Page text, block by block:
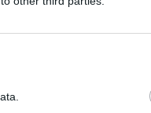
κινδύνους για
εγκαθίσταται
κίνδυνο. Στην